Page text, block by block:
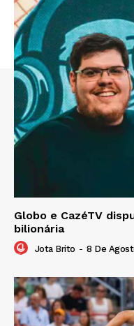
Globo e CazéTV
bilionária
Jota Brito - 8 De